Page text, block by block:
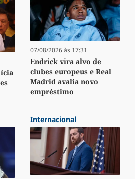
07/08/2026 às 17:31
Endrick vira alvo de
clubes europeus e Real
Madrid avalia novo
empréstimo
Internacional